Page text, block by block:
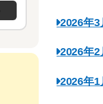
2026年3
2026年2
2026年1